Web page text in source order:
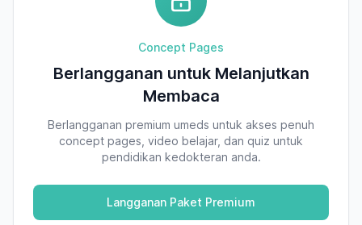
Concept Pages
Berlangganan untuk Melanjutkan
Membaca
Berlangganan premium umeds untuk akses penuh
concept pages, video belajar, dan quiz untuk
pendidikan kedokteran anda.
Langganan Paket Premium